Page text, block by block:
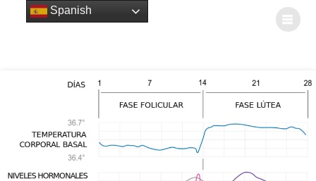
Spanish